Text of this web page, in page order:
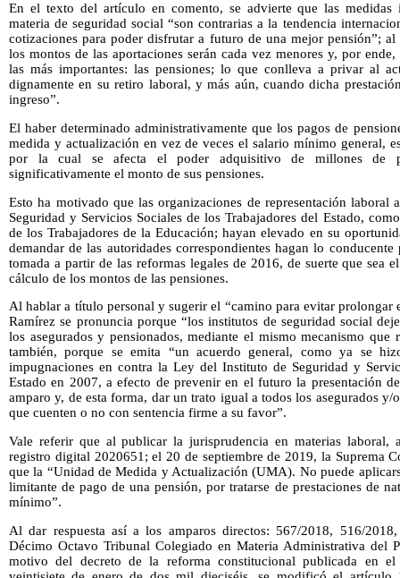
En el texto del artículo en comento, se advierte que las medidas
materia de seguridad social “son contrarias a la tendencia
cotizaciones para poder disfrutar a futuro de una mejor pensión”;
los montos de las aportaciones serán cada vez menores y, por
las más importantes: las pensiones; lo que conlleva a privar al
dignamente en su retiro laboral, y más aún, cuando dicha
ingreso”.
El haber determinado administrativamente que los pagos de
medida y actualización en vez de veces el salario mínimo general,
por la cual se afecta el poder adquisitivo de millones de
significativamente el monto de sus pensiones.
Esto ha motivado que las organizaciones de representación
Seguridad y Servicios Sociales de los Trabajadores del Estado,
de los Trabajadores de la Educación; hayan elevado en su
demandar de las autoridades correspondientes hagan lo
tomada a partir de las reformas legales de 2016, de suerte que sea
cálculo de los montos de las pensiones.
Al hablar a título personal y sugerir el “camino para evitar prolongar
Ramírez se pronuncia porque “los institutos de seguridad social
los asegurados y pensionados, mediante el mismo mecanismo que
también, porque se emita “un acuerdo general, como ya se
impugnaciones en contra la Ley del Instituto de Seguridad y
Estado en 2007, a efecto de prevenir en el futuro la presentación
amparo y, de esta forma, dar un trato igual a todos los asegurados y/
que cuenten o no con sentencia firme a su favor”.
Vale referir que al publicar la jurisprudencia en materias laboral,
registro digital 2020651; el 20 de septiembre de 2019, la Suprema
que la “Unidad de Medida y Actualización (UMA). No puede
limitante de pago de una pensión, por tratarse de prestaciones de
mínimo”.
Al dar respuesta así a los amparos directos: 567/2018, 516/
Décimo Octavo Tribunal Colegiado en Materia Administrativa del
motivo del decreto de la reforma constitucional publicada en